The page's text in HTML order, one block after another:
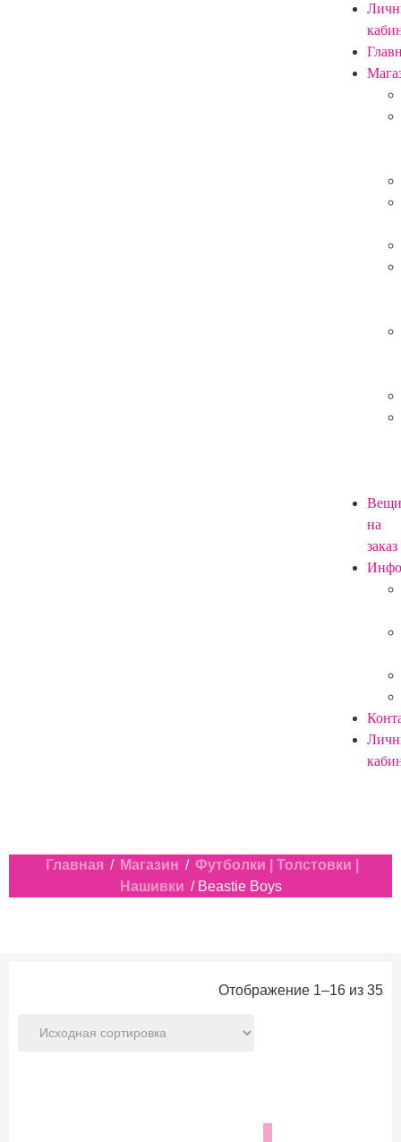
Вещи
на
заказ
Инфо
Главная / Магазин / Футболки | Толстовки |
Нашивки / Beastie Boys
Отображение 1–16 из 35